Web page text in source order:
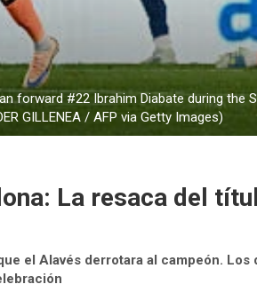
forward #22 Ibrahim Diabate during
GILLENEA / AFP via Getty Images)
La resaca del
el Alavés derrotara al campeón.